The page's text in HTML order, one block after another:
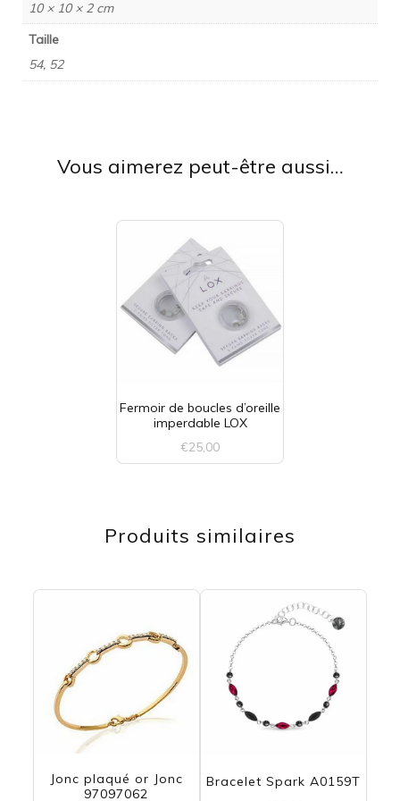
10 × 10 × 2 cm
Taille
54, 52
Vous aimerez peut-être aussi…
Fermoir de boucles d’oreille
imperdable LOX
€25,00
a
variations.
options
peuvent
sur
Produits similaires
Jonc plaqué or Jonc
97097062
Bracelet Spark A0159T